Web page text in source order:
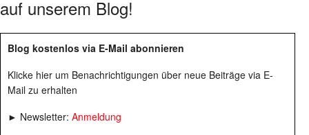
auf unserem Blog!
Blog kostenlos via E-Mail abonnieren
Klicke hier um Benachrichtigungen über neue Beiträge via E-
Mail zu erhalten
► Newsletter: Anmeldung